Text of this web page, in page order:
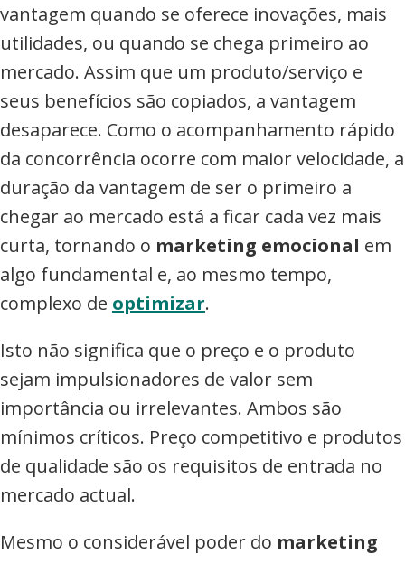
vantagem quando se oferece inovações, mais
utilidades, ou quando se chega primeiro ao
mercado. Assim que um produto/serviço e
seus benefícios são copiados, a vantagem
desaparece. Como o acompanhamento rápido
da concorrência ocorre com maior velocidade, a
duração da vantagem de ser o primeiro a
chegar ao mercado está a ficar cada vez mais
curta, tornando o marketing emocional em
algo fundamental e, ao mesmo tempo,
complexo de optimizar.
Isto não significa que o preço e o produto
sejam impulsionadores de valor sem
importância ou irrelevantes. Ambos são
mínimos críticos. Preço competitivo e produtos
de qualidade são os requisitos de entrada no
mercado actual.
Mesmo o considerável poder do marketing